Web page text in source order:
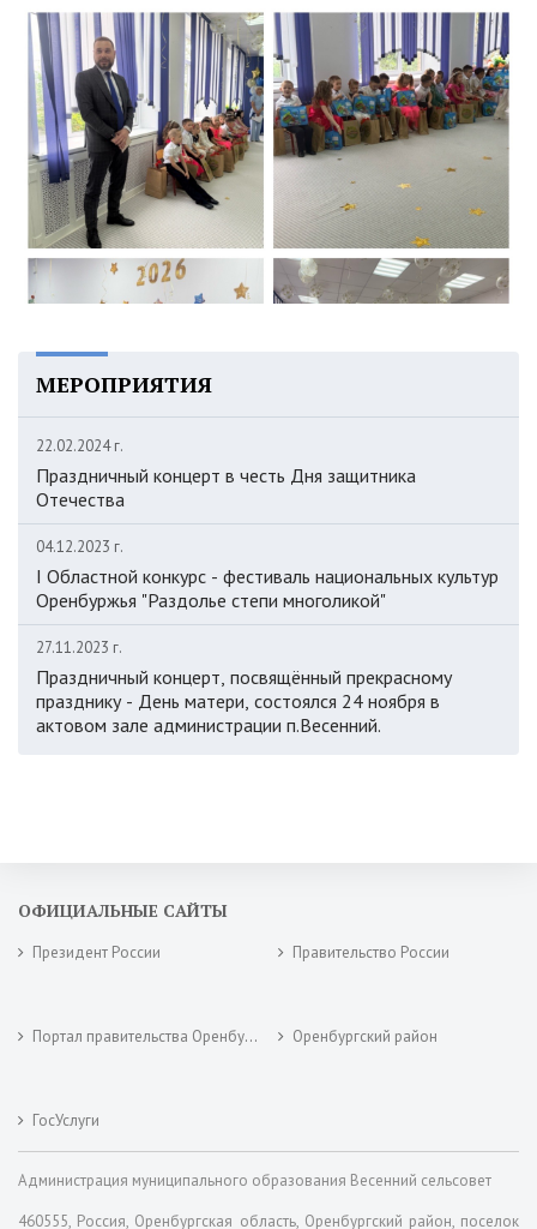
МЕРОПРИЯТИЯ
22.02.2024 г.
Праздничный концерт в честь Дня защитника
Отечества
04.12.2023 г.
I Областной конкурс - фестиваль национальных культур
Оренбуржья "Раздолье степи многоликой"
27.11.2023 г.
Праздничный концерт, посвящённый прекрасному
празднику - День матери, состоялся 24 ноября в
актовом зале администрации п.Весенний.
ОФИЦИАЛЬНЫЕ САЙТЫ
Президент России Правительство России
Портал правительства Оренбургской области Оренбургский район
ГосУслуги
Администрация муниципального образования Весенний сельсовет
460555, Россия, Оренбургская область, Оренбургский район, поселок